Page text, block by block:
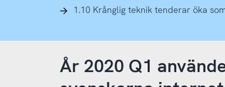
1.10 Krånglig teknik tenderar öka
År 2020 Q1